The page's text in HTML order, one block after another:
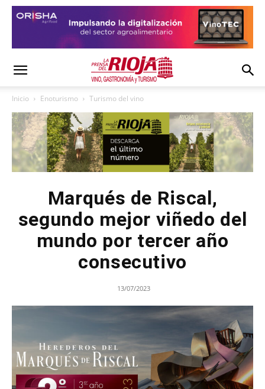
Inicio Enoturismo Turismo del vino
Marqués de Riscal,
segundo mejor viñedo del
mundo por tercer año
consecutivo
13/07/2023